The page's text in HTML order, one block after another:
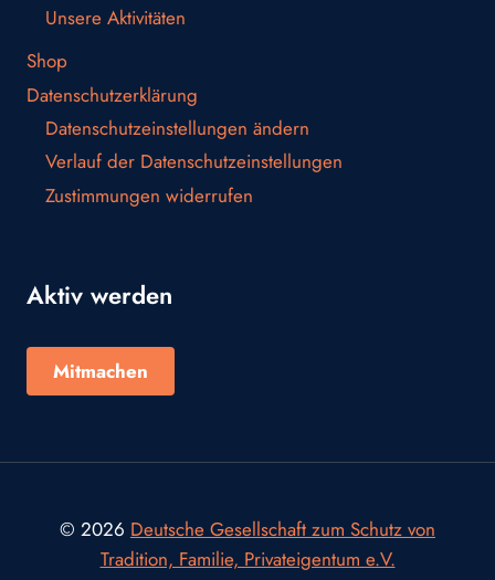
Unsere Aktivitäten
Shop
Datenschutzerklärung
Datenschutzeinstellungen ändern
Verlauf der Datenschutzeinstellungen
Zustimmungen widerrufen
Aktiv werden
Mitmachen
© 2026 Deutsche Gesellschaft zum Schutz von
Tradition, Familie, Privateigentum e.V.